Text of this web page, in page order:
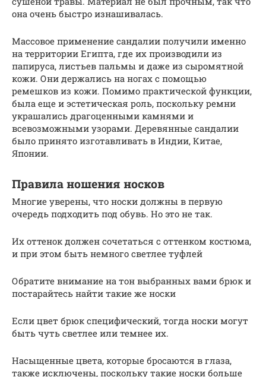
она очень быстро изнашивалась.
Массовое применение сандалии получили именно
на территории Египта, где их производили из
папируса, листьев пальмы и даже из сыромятной
кожи. Они держались на ногах с помощью
ремешков из кожи. Помимо практической функции,
была еще и эстетическая роль, поскольку ремни
украшались драгоценными камнями и
всевозможными узорами. Деревянные сандалии
было принято изготавливать в Индии, Китае,
Японии.
Правила ношения носков
Многие уверены, что носки должны в первую
очередь подходить под обувь. Но это не так.
Их оттенок должен сочетаться с оттенком костюма,
и при этом быть немного светлее туфлей
Обратите внимание на тон выбранных вами брюк и
постарайтесь найти такие же носки
Если цвет брюк специфический, тогда носки могут
быть чуть светлее или темнее их.
Насыщенные цвета, которые бросаются в глаза,
также исключены, поскольку такие носки больше